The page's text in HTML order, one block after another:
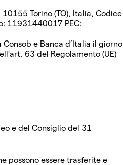
Torino (TO), Italia, Codice
11931440017 PEC:
e Banca d’Italia il giorno
63 del Regolamento (UE)
e del Consiglio del 31
possono essere trasferite e